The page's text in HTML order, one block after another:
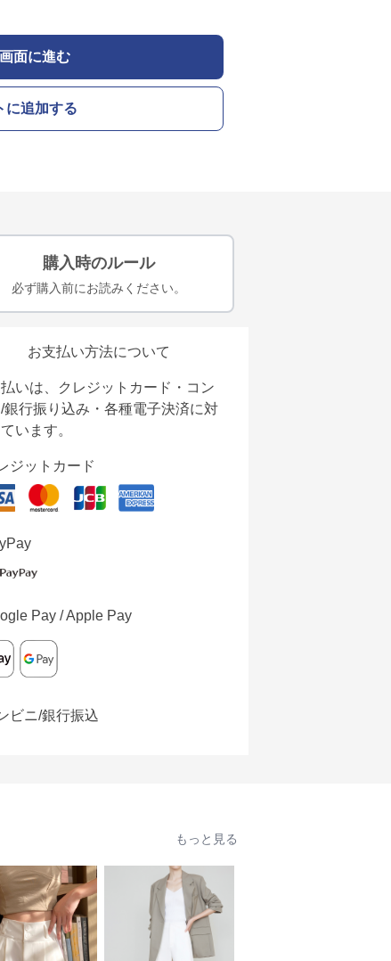
面に進む
に追加する
購入時のルール
必ず購入前にお読みください。
お支払い方法について
いは、クレジットカード・コン
/銀行振り込み・各種電子決済に対
います。
ジットカード
Pay / Apple Pay
ビニ/銀行振込
もっと見る